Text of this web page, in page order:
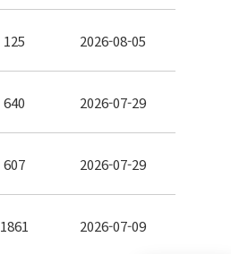
125 2026-08-05
640 2026-07-29
607 2026-07-29
1861 2026-07-09